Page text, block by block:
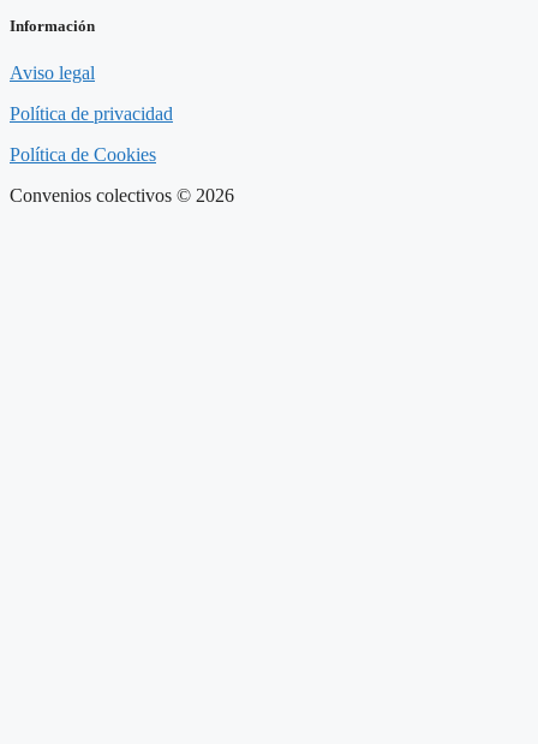
Información
Aviso legal
Política de privacidad
Política de Cookies
Convenios colectivos © 2026